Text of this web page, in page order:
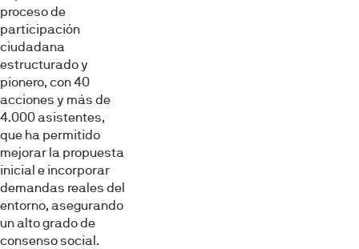
proceso de
participación
ciudadana
estructurado y
pionero, con 40
acciones y más de
4.000 asistentes,
que ha permitido
mejorar la propuesta
inicial e incorporar
demandas reales del
entorno, asegurando
un alto grado de
consenso social.